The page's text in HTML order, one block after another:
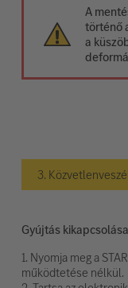
A
történő
a
3.
Gyújtás
1. Nyomja meg a
működtetése nélkül.